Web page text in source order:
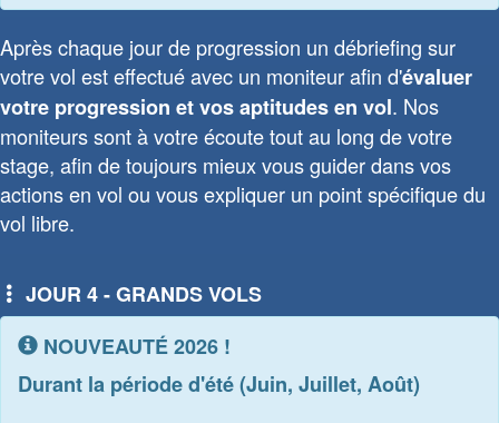
Après chaque jour de progression un débriefing sur
votre vol est effectué avec un moniteur afin d'évaluer
votre progression et vos aptitudes en vol. Nos
moniteurs sont à votre écoute tout au long de votre
stage, afin de toujours mieux vous guider dans vos
actions en vol ou vous expliquer un point spécifique du
vol libre.
JOUR 4 - GRANDS VOLS
NOUVEAUTÉ 2026 !
Durant la période d'été (Juin, Juillet, Août)